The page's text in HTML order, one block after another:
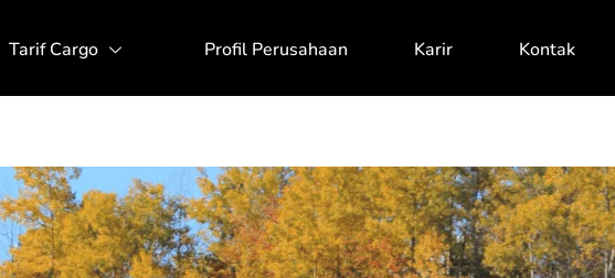
Tarif Cargo Profil Perusahaan Karir Kontak